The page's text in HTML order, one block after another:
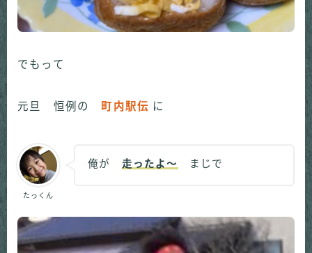
でもって
元旦 恒例の 町内駅伝 に
たっくん
俺が 走ったよ～ まじで